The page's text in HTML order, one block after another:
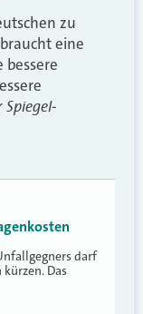
zu
eine
bessere
Spiegel-
darf
Das